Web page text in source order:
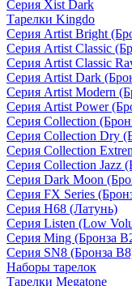
Серия Xist Dark
Тарелки Kingdo
Серия Artist Bright
Серия Artist Classic
Серия Artist Classic
Серия Artist Dark
Серия Artist Modern
Серия Artist Power
Серия Collection
Серия Collection Dry
Серия Collection
Серия Collection Jazz
Серия Dark Moon
Серия FX Series
Серия H68 (Латунь)
Серия Listen (Low
Серия Ming (Бронза
Серия SN8 (Бронза
Наборы тарелок
Тарелки Megatone